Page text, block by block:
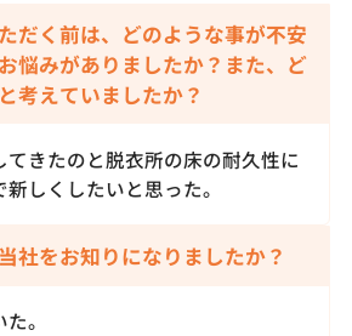
だく前は、どのような事が不安
悩みがありましたか？また、ど
考えていましたか？
てきたのと脱衣所の床の耐久性に
しくしたいと思った。
社をお知りになりましたか？
。